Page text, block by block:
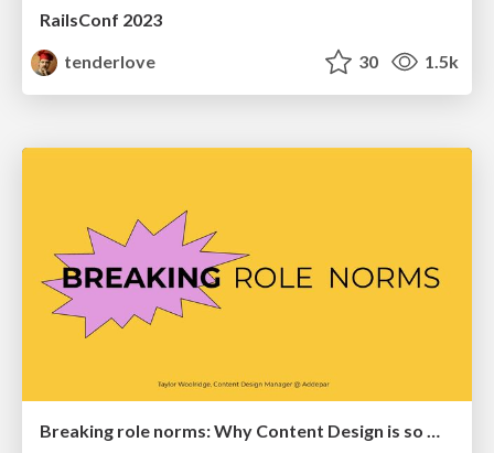
RailsConf 2023
tenderlove
30 1.5k